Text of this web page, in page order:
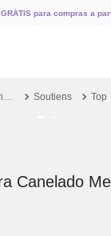
para compras a
Underwear Feminino Soutiens Top
Canelado